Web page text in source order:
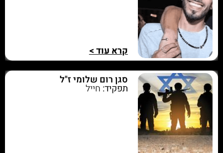
קרא עוד >
סגן רום שלומי ז"ל
תפקיד: חייל